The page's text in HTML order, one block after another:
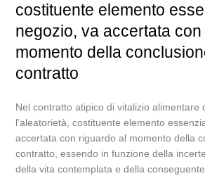
costituente elemento
negozio, va accertata con
momento della
contratto
Nel contratto atipico di vitalizio alimentare
l’aleatorietà, costituente elemento
accertata con riguardo al momento della
contratto, essendo in funzione della
della vita contemplata e della